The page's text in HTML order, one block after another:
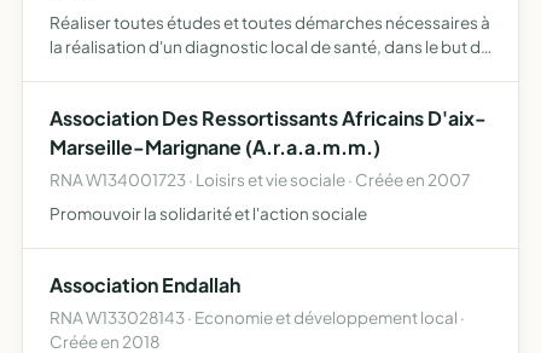
Réaliser toutes études et toutes démarches nécessaires à
la réalisation d'un diagnostic local de santé, dans le but de
Association Des Ressortissants Africains D'aix-
Marseille-Marignane (A.r.a.a.m.m.)
RNA W134001723 · Loisirs et vie sociale · Créée en 2007
Promouvoir la solidarité et l'action sociale
Association Endallah
RNA W133028143 · Economie et développement local ·
Créée en 2018